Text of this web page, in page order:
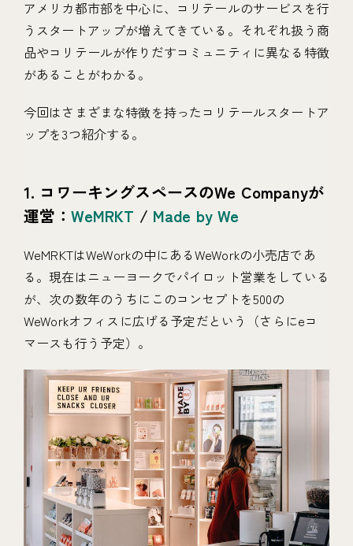
アメリカ都市部を中心に、コリテールのサービスを行
うスタートアップが増えてきている。それぞれ扱う商
品やコリテールが作りだすコミュニティに異なる特徴
があることがわかる。
今回はさまざまな特徴を持ったコリテールスタートア
ップを3つ紹介する。
1. コワーキングスペースのWe Companyが
運営：WeMRKT / Made by We
WeMRKTはWeWorkの中にあるWeWorkの小売店であ
る。現在はニューヨークでパイロット営業をしている
が、次の数年のうちにこのコンセプトを500の
WeWorkオフィスに広げる予定だという（さらにeコ
マースも行う予定）。